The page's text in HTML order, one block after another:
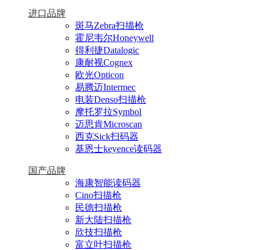
进口品牌
斑马Zebra扫描枪
霍尼韦尔Honeywell
得利捷Datalogic
康耐视Cognex
欧光Opticon
易腾迈Intermec
电装Denso扫描枪
摩托罗拉Symbol
迈思肯Microscan
西克Sick扫码器
基恩士keyence读码器
国产品牌
海康智能读码器
Cino扫描枪
民德扫描枪
新大陆扫描枪
欣技扫描枪
富立叶扫描枪